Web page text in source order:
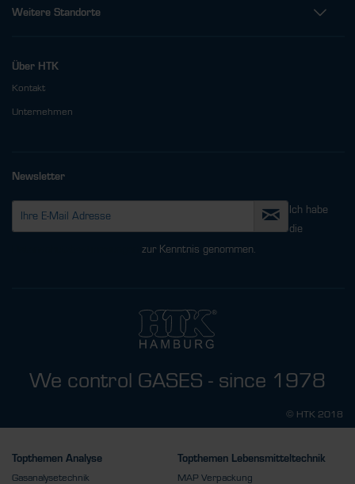
Weitere Standorte
Über HTK
Kontakt
Unternehmen
Newsletter
Ich habe
die
zur Kenntnis genommen.
We control GASES - since 1978
© HTK 2018
Topthemen Analyse
Gasanalysetechnik
Topthemen Lebensmitteltechnik
MAP Verpackung